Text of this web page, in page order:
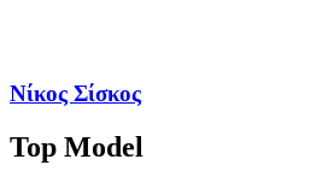
Νίκος Σίσκος
Top Model